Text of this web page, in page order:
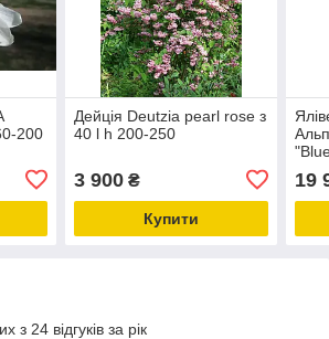
200
Дейція Deutzia pearl rose з
40 l h 200-250
3 900₴
Купити
19
з 24 відгуків за рік